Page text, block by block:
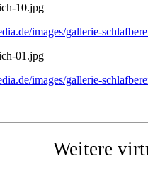
10.jpg
images/gallerie-
01.jpg
images/gallerie-
Weitere